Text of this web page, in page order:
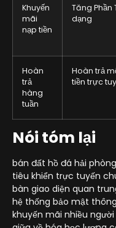
Khuyến
mãi
nạp tiền
Tăng Phần
dạng
Hoàn
trả
hàng
tuần
Hoàn trả
tiền trực
Nói tóm lại
bán đất hồ đá hải
tiêu khiển trực tuyến
bàn giao diện quan
hệ thống bảo mật
khuyến mãi nhiều